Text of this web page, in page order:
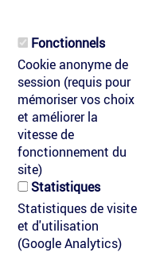
Fonctionnels
Cookie anonyme de
session (requis pour
mémoriser vos choix
et améliorer la
vitesse de
fonctionnement du
site)
Statistiques
Statistiques de visite
et d'utilisation
(Google Analytics)
au sol
sol communicant
peinture
l'eau haute pression